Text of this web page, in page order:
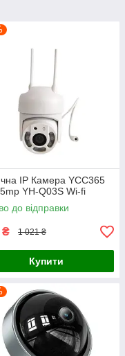
IP Камера YCC365
YH-Q03S Wi-fi
до відправки
₴ 1 021 ₴
Купити